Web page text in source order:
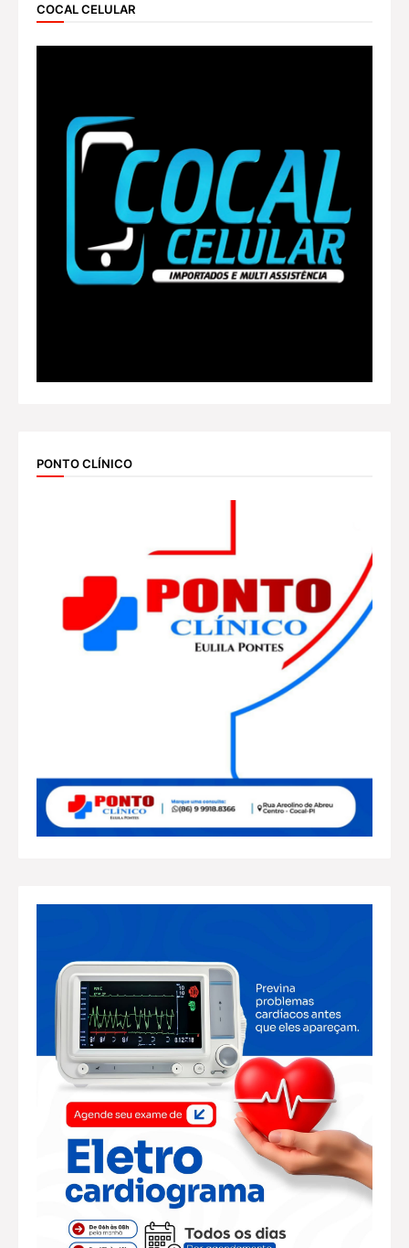
COCAL CELULAR
PONTO CLÍNICO